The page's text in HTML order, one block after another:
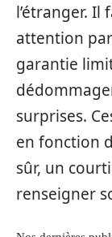
l’étranger.
attention
garantie
surprises.
en fonction
sûr, un
renseigner